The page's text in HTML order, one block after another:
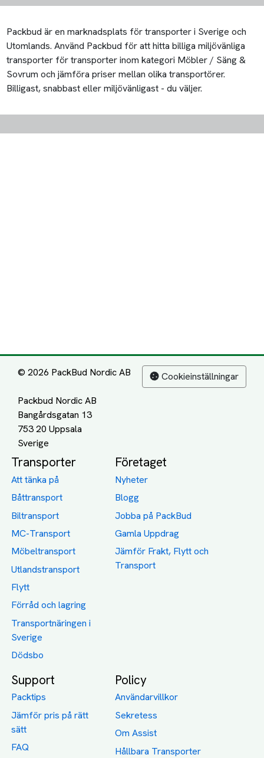
Packbud är en marknadsplats för transporter i Sverige och
Utomlands. Använd Packbud för att hitta billiga miljövänliga
transporter för transporter inom kategori Möbler / Säng &
Sovrum och jämföra priser mellan olika transportörer.
Billigast, snabbast eller miljövänligast - du väljer.
© 2026 PackBud Nordic AB
Packbud Nordic AB
Bangårdsgatan 13
753 20 Uppsala
Cookieinställningar
Transporter
Att tänka på
Båttransport
Biltransport
MC-Transport
Möbeltransport
Utlandstransport
Flytt
Förråd och lagring
Transportnäringen i
Sverige
Dödsbo
Företaget
Nyheter
Blogg
Jobba på PackBud
Gamla Uppdrag
Jämför Frakt, Flytt och
Transport
Support
Packtips
Jämför pris på rätt
sätt
FAQ
Policy
Användarvillkor
Sekretess
Om Assist
Hållbara Transporter